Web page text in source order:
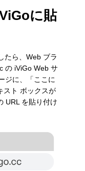
に貼
たら、Web ブラ
の iViGo Web サ
ジに、「ここに
スト ボックスが
URL を貼り付け